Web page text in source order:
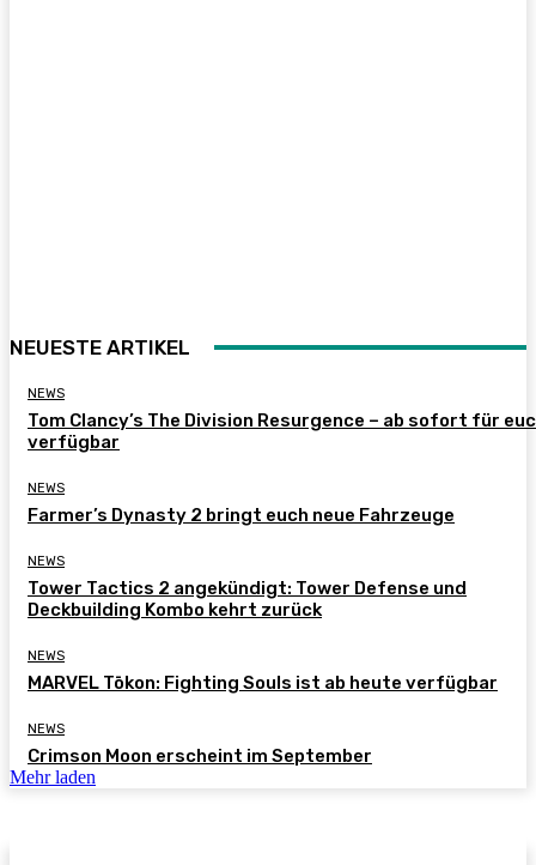
NEUESTE ARTIKEL
NEWS
Tom Clancy’s The Division Resurgence – ab sofort für
verfügbar
NEWS
Farmer’s Dynasty 2 bringt euch neue Fahrzeuge
NEWS
Tower Tactics 2 angekündigt: Tower Defense und
Deckbuilding Kombo kehrt zurück
NEWS
MARVEL Tōkon: Fighting Souls ist ab heute verfügbar
NEWS
Crimson Moon erscheint im September
Mehr laden